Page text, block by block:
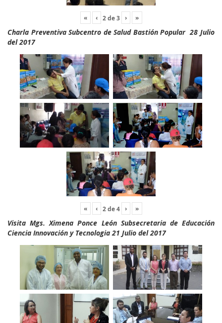
« ‹ 2de3 › »
Charla Preventiva Subcentro de Salud Bastión Popular 28 Julio
del 2017
« ‹ 2de4 › »
Visita Mgs. Ximena Ponce León Subsecretaria de Educación
Ciencia Innovación y Tecnologia 21 Julio del 2017